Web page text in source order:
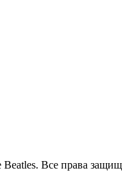
Все права